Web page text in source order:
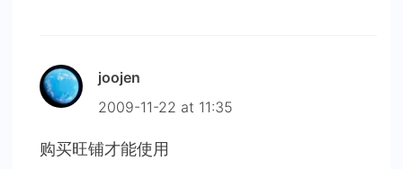
joojen
2009-11-22 at 11:35
购买旺铺才能使用